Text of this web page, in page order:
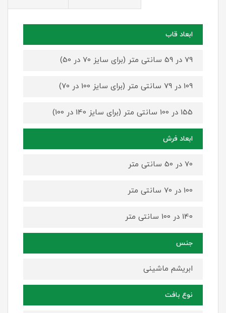
ابعاد قاب
79 در 59 سانتی متر (برای سایز 70 در 50)
109 در 79 سانتی متر (برای سایز 100 در 70)
155 در 100 سانتی متر (برای سایز 140 در 100)
ابعاد فرش
70 در 50 سانتی متر
100 در 70 سانتی متر
140 در 100 سانتی متر
جنس
ابریشم ماشینی
نوع بافت